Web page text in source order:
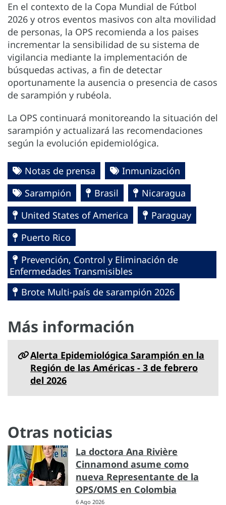
En el contexto de la Copa Mundial de Fútbol
2026 y otros eventos masivos con alta movilidad
de personas, la OPS recomienda a los paises
incrementar la sensibilidad de su sistema de
vigilancia mediante la implementación de
búsquedas activas, a fin de detectar
oportunamente la ausencia o presencia de casos
de sarampión y rubéola.
La OPS continuará monitoreando la situación del
sarampión y actualizará las recomendaciones
según la evolución epidemiológica.
Notas de prensa
Inmunización
Sarampión
Brasil
Nicaragua
United States of America
Paraguay
Puerto Rico
Prevención, Control y Eliminación de
Enfermedades Transmisibles
Brote Multi-país de sarampión 2026
Más información
Alerta Epidemiológica Sarampión en la
Región de las Américas - 3 de febrero
del 2026
Otras noticias
La doctora Ana Rivière
Cinnamond asume como
nueva Representante de la
OPS/OMS en Colombia
6 Ago 2026